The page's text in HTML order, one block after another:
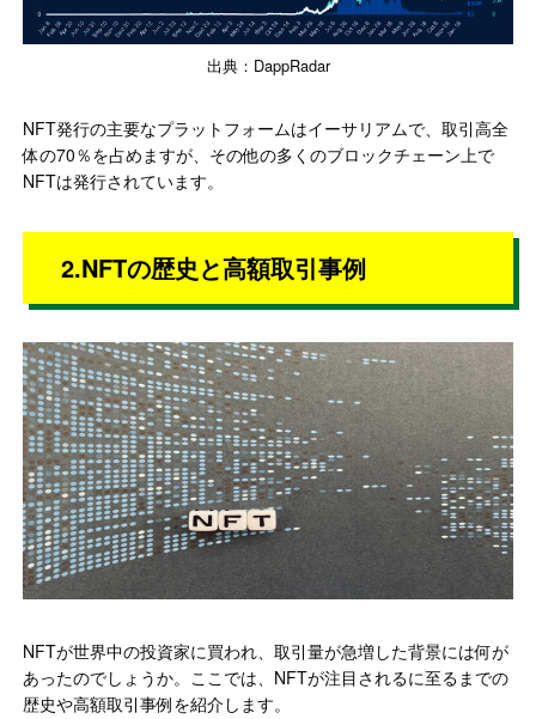
出典：DappRadar
NFT発行の主要なプラットフォームはイーサリアムで、取引高全
体の70％を占めますが、その他の多くのブロックチェーン上で
NFTは発行されています。
2.NFTの歴史と高額取引事例
NFTが世界中の投資家に買われ、取引量が急増した背景には何が
あったのでしょうか。ここでは、NFTが注目されるに至るまでの
歴史や高額取引事例を紹介します。